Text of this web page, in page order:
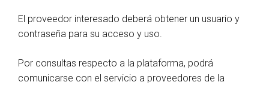
El proveedor interesado deberá obtener un usuario y
contraseña para su acceso y uso.
Por consultas respecto a la plataforma, podrá
comunicarse con el servicio a proveedores de la